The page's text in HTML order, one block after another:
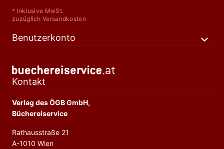
* Inklusive MwSt.
zuzüglich Versandkosten
Benutzerkonto
Kontakt
Verlag des ÖGB GmbH,
Büchereiservice
Rathausstraße 21
A-1010 Wien